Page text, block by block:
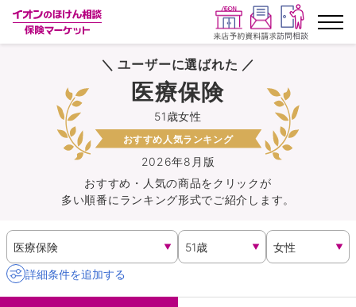
ランキングから探す
保険を比較する
保険会社から探す
イオンカード会員さま専用保険
キャンペーン一覧
＼ ユーザーに選ばれた ／
2026年8月版
51歳女性
医療保険
おすすめ人気ランキング
おすすめ・人気の商品をクリックが
多い順番にランキング形式でご紹介します。
詳細条件を追加する